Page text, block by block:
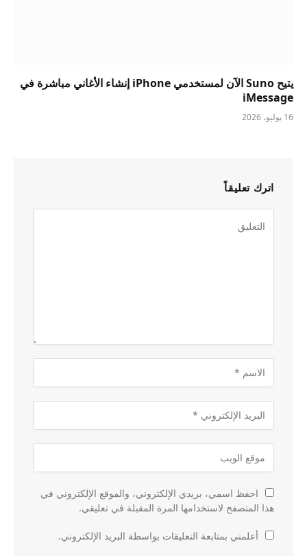
يتيح Suno الآن لمستخدمي iPhone إنشاء الأغاني مباشرة في
iMessage
16 يوليو، 2026
اترك تعليقاً
احفظ اسمي، بريدي الإلكتروني، والموقع الإلكتروني في
هذا المتصفح لاستخدامها المرة المقبلة في تعليقي.
أعلمني بمتابعة التعليقات بواسطة البريد الإلكتروني.